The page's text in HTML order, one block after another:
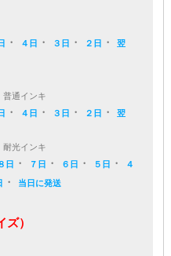
・ ４日 ・ ３日 ・ ２日 ・翌
通インキ
・ ４日 ・ ３日 ・ ２日 ・翌
光インキ
日 ・ ７日 ・ ６日 ・ ５日 ・
４
・ 当日に発送
）